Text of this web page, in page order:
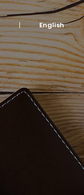
English